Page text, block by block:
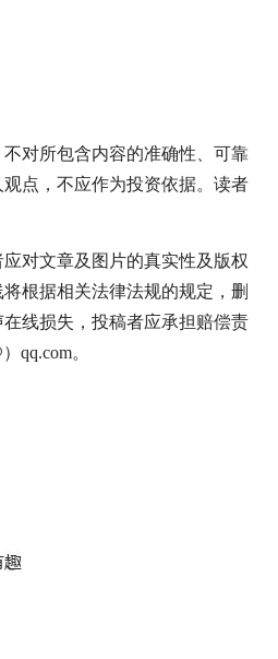
对所包含内容的准确性、可靠
点，不应作为投资依据。读者
对文章及图片的真实性及版权
根据相关法律法规的规定，删
线损失，投稿者应承担赔偿责
qq.com。